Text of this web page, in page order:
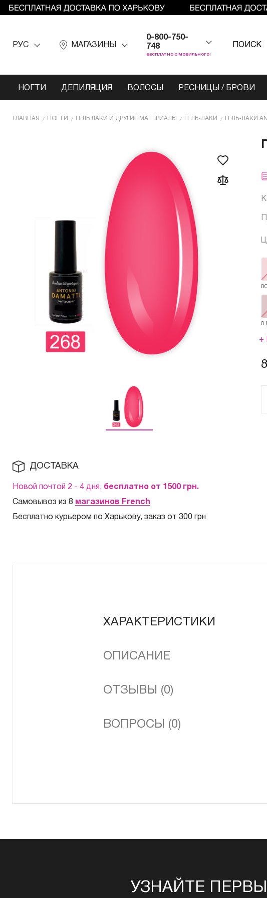
РУС МАГАЗИНЫ
0-800-750-
748
БЕСПЛАТНО С МОБИЛЬНОГО!
ПОИСК
НОГТИ ДЕПИЛЯЦИЯ ВОЛОСЫ РЕСНИЦЫ / БРОВИ
ГЛАВНАЯ НОГТИ ГЕЛЬ ЛАКИ И ДРУГИЕ МАТЕРИАЛЫ ГЕЛЬ-ЛАКИ ГЕЛЬ-ЛАКИ
+
ДОСТАВКА
Новой почтой 2 - 4 дня, бесплатно от 1500 грн.
Самовывоз из 8 магазинов French
Бесплатно курьером по Харькову, заказ от 300 грн
ХАРАКТЕРИСТИКИ
ОПИСАНИЕ
ОТЗЫВЫ (0)
ВОПРОСЫ (0)
УЗНАЙТЕ